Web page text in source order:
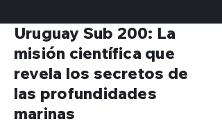
Uruguay Sub 200: La
misión científica que
revela los secretos de
las profundidades
marinas